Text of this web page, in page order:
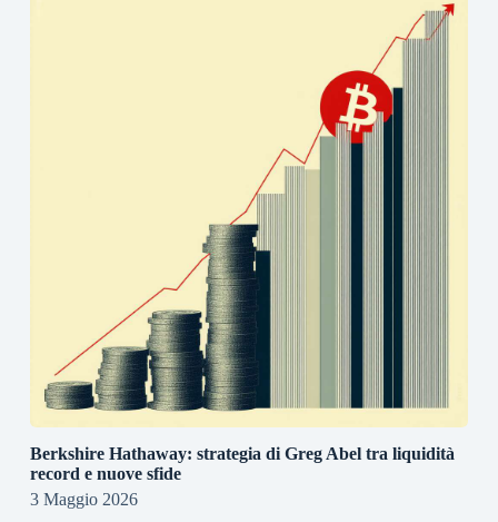
Berkshire Hathaway: strategia di Greg Abel tra liquidità
record e nuove sfide
3 Maggio 2026